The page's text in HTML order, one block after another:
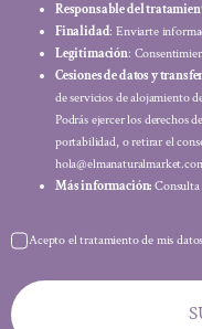
Responsable del
Finalidad: Enviarte
Legitimación:
Cesiones de datos y
de servicios de alojamiento
Podrás ejercer los derechos
portabilidad, o retirar el
Más información: Consulta
Acepto el tratamiento de mis